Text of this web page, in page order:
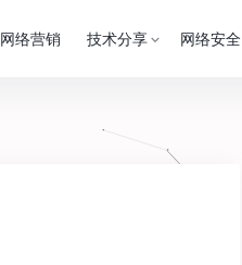
网络营销 技术分享 网络安全